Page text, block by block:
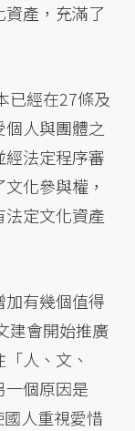
產，充滿了
已經在27條及
人與團體之
法定程序審
化參與權，
定文化資產
有幾個值得
建會開始推廣
人、文、
個原因是
人重視愛惜